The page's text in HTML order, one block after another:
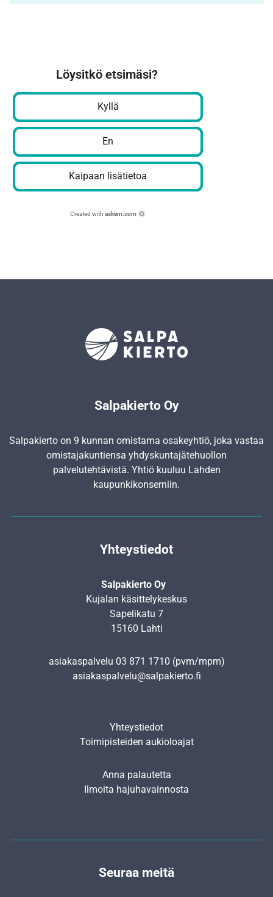
Löysitkö etsimäsi?
Kyllä
En
Kaipaan lisätietoa
Created with askem.com
Salpakierto Oy
Salpakierto on 9 kunnan omistama osakeyhtiö, joka vastaa
omistajakuntiensa yhdyskunta­jätehuollon
palvelutehtävistä. Yhtiö kuuluu Lahden
kaupunkikonserniin.
Yhteystiedot
Salpakierto Oy
Kujalan käsittelykeskus
Sapelikatu 7
15160 Lahti
asiakaspalvelu 03 871 1710 (pvm/mpm)
asiakaspalvelu@salpakierto.fi
Yhteystiedot
Toimipisteiden aukioloajat
Anna palautetta
Ilmoita hajuhavainnosta
Seuraa meitä